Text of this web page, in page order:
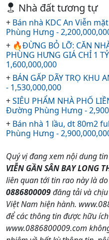
Nhà đất tương tự
+ Bán nhà KDC An Viễn
Phùng Hưng -
+ 🔥ĐỪNG BỎ LỠ: CĂN
PHÙNG HƯNG GIÁ CHỈ 1
1,600,000,000
+ BÁN GẤP DÃY TRỌ
- 1,530,000,000
+SIÊU PHẨM NHÀ PHỐ
Đường Phùng Hưng -
+ Bán nhà 1 lầu, dt 80m2
Phùng Hưng -
Quý vị đang xem nội dung
VIỄN GẦN SÂN BAY LONG
liên quan tới tin rao này là
0886800009đăng tải và
Việt Nam hiện hành.
để các thông tin được hữu
www.0886800009.com